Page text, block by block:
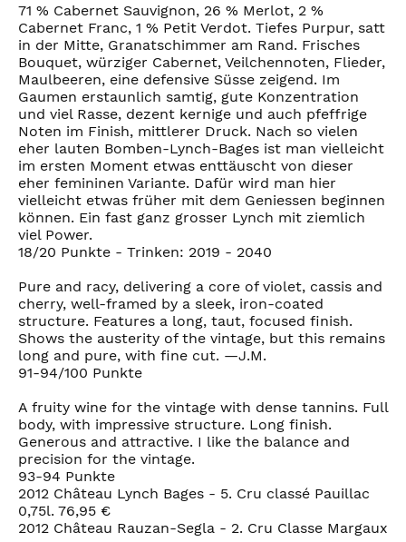
71 % Cabernet Sauvignon, 26 % Merlot, 2 %
Cabernet Franc, 1 % Petit Verdot. Tiefes Purpur, satt
in der Mitte, Granatschimmer am Rand. Frisches
Bouquet, würziger Cabernet, Veilchennoten, Flieder,
Maulbeeren, eine defensive Süsse zeigend. Im
Gaumen erstaunlich samtig, gute Konzentration
und viel Rasse, dezent kernige und auch pfeffrige
Noten im Finish, mittlerer Druck. Nach so vielen
eher lauten Bomben-Lynch-Bages ist man vielleicht
im ersten Moment etwas enttäuscht von dieser
eher femininen Variante. Dafür wird man hier
vielleicht etwas früher mit dem Geniessen beginnen
können. Ein fast ganz grosser Lynch mit ziemlich
viel Power.
18/20 Punkte - Trinken: 2019 - 2040
Pure and racy, delivering a core of violet, cassis and
cherry, well-framed by a sleek, iron-coated
structure. Features a long, taut, focused finish.
Shows the austerity of the vintage, but this remains
long and pure, with fine cut. —J.M.
91-94/100 Punkte
A fruity wine for the vintage with dense tannins. Full
body, with impressive structure. Long finish.
Generous and attractive. I like the balance and
precision for the vintage.
93-94 Punkte
2012 Château Lynch Bages - 5. Cru classé Pauillac
0,75l. 76,95 €
2012 Château Rauzan-Segla - 2. Cru Classe Margaux